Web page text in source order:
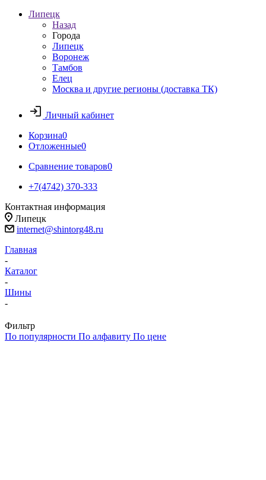
Липецк
Назад
Города
Липецк
Воронеж
Тамбов
Елец
Москва и другие регионы (доставка ТК)
Личный кабинет
Корзина0
Отложенные0
Сравнение товаров0
+7(4742) 370-333
Контактная информация
Липецк
internet@shintorg48.ru
Главная
-
Каталог
-
Шины
-
Фильтр
По популярности По алфавиту По цене